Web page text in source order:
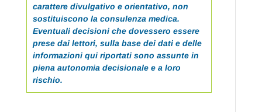
carattere divulgativo e orientativo, non
sostituiscono la consulenza medica.
Eventuali decisioni che dovessero essere
prese dai lettori, sulla base dei dati e delle
informazioni qui riportati sono assunte in
piena autonomia decisionale e a loro
rischio.